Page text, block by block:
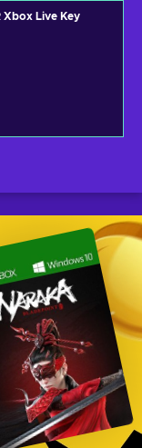
Xbox Live Key